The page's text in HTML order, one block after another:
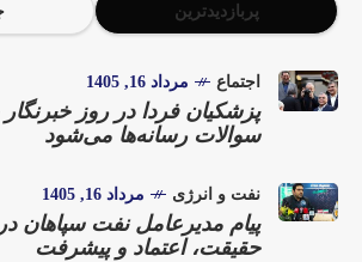
پربازدیدترین
اجتماع مرداد 16, 1405
پزشکیان فردا در روز
سوالات رسانه‌ها می‌شود
نفت و انرژی مرداد 16, 1405
پیام مدیرعامل نفت سپاهان
حقیقت، اعتماد و پیشرفت